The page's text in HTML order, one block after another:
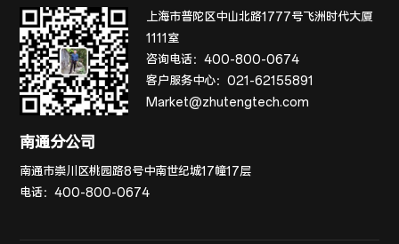
上海市普陀区中山北路1777号飞洲时代大厦
1111室
咨询电话：400-800-0674
客户服务中心：021-62155891
Market@zhutengtech.com
南通分公司
南通市崇川区桃园路8号中南世纪城17幢17层
电话：400-800-0674